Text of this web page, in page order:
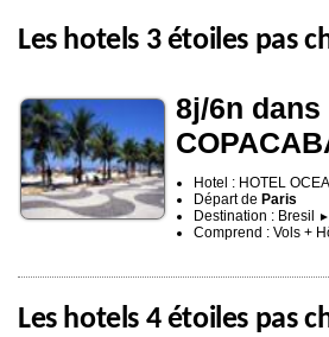
Les hotels 3 étoiles pas
8j/6n dans
Hotel : HOTEL
Départ de Paris
Destination : Bresil
►
Comprend : Vols +
Les hotels 4 étoiles pas